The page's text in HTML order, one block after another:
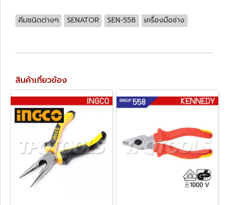
คีมชนิดต่างๆ SENATOR SEN-558 เครื่องมือช่าง
สินค้าเกี่ยวข้อง